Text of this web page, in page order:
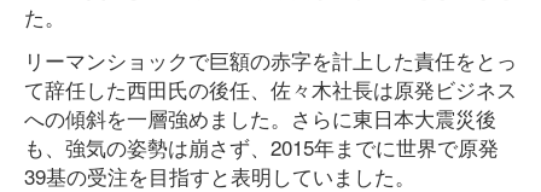
た。
リーマンショックで巨額の赤字を計上した責任をとっ
て辞任した西田氏の後任、佐々木社長は原発ビジネス
への傾斜を一層強めました。さらに東日本大震災後
も、強気の姿勢は崩さず、2015年までに世界で原発
39基の受注を目指すと表明していました。